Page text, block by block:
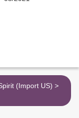
The Spirit (Import US) >